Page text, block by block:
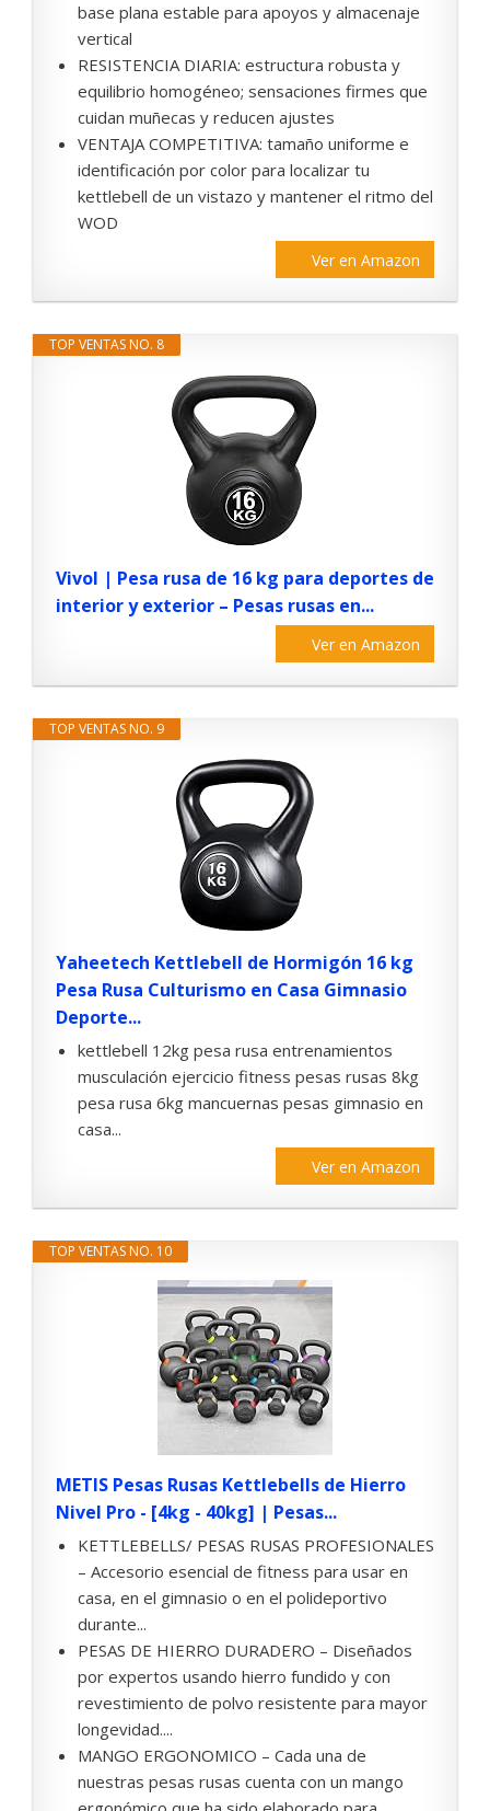
base plana estable para apoyos y almacenaje
vertical
RESISTENCIA DIARIA: estructura robusta y
equilibrio homogéneo; sensaciones firmes que
cuidan muñecas y reducen ajustes
VENTAJA COMPETITIVA: tamaño uniforme e
identificación por color para localizar tu
kettlebell de un vistazo y mantener el ritmo del
WOD
Ver en Amazon
TOP VENTAS NO. 8
Vivol | Pesa rusa de 16 kg para deportes de
interior y exterior – Pesas rusas en...
Ver en Amazon
TOP VENTAS NO. 9
Yaheetech Kettlebell de Hormigón 16 kg
Pesa Rusa Culturismo en Casa Gimnasio
Deporte...
kettlebell 12kg pesa rusa entrenamientos
musculación ejercicio fitness pesas rusas 8kg
pesa rusa 6kg mancuernas pesas gimnasio en
casa...
Ver en Amazon
TOP VENTAS NO. 10
METIS Pesas Rusas Kettlebells de Hierro
Nivel Pro - [4kg - 40kg] | Pesas...
KETTLEBELLS/ PESAS RUSAS PROFESIONALES
– Accesorio esencial de fitness para usar en
casa, en el gimnasio o en el polideportivo
durante...
PESAS DE HIERRO DURADERO – Diseñados
por expertos usando hierro fundido y con
revestimiento de polvo resistente para mayor
longevidad....
MANGO ERGONOMICO – Cada una de
nuestras pesas rusas cuenta con un mango